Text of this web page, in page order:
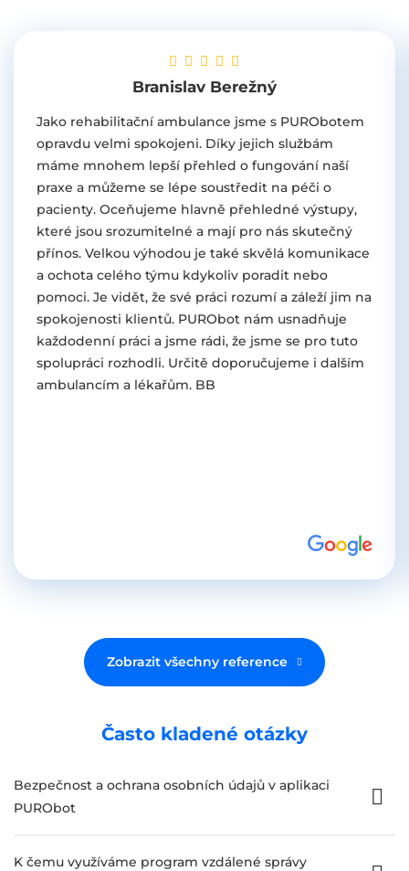
Branislav Berežný
Jako rehabilitační ambulance jsme s PURObotem
opravdu velmi spokojeni. Díky jejich službám
máme mnohem lepší přehled o fungování naší
praxe a můžeme se lépe soustředit na péči o
pacienty. Oceňujeme hlavně přehledné výstupy,
které jsou srozumitelné a mají pro nás skutečný
přínos. Velkou výhodou je také skvělá komunikace
a ochota celého týmu kdykoliv poradit nebo
pomoci. Je vidět, že své práci rozumí a záleží jim na
spokojenosti klientů. PURObot nám usnadňuje
každodenní práci a jsme rádi, že jsme se pro tuto
spolupráci rozhodli. Určitě doporučujeme i dalším
ambulancím a lékařům. BB
Zobrazit všechny reference
Často kladené otázky
Bezpečnost a ochrana osobních údajů v aplikaci
PURObot
K čemu využíváme program vzdálené správy